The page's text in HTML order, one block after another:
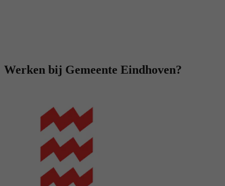
Werken bij Gemeente Eindhoven?